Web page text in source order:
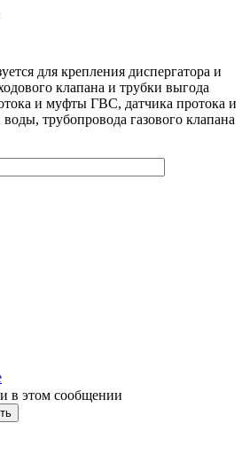
для крепления диспергатора и
клапана и трубки выгода
и муфты ГВС, датчика протока и
трубопровода газового клапана
в этом сообщении